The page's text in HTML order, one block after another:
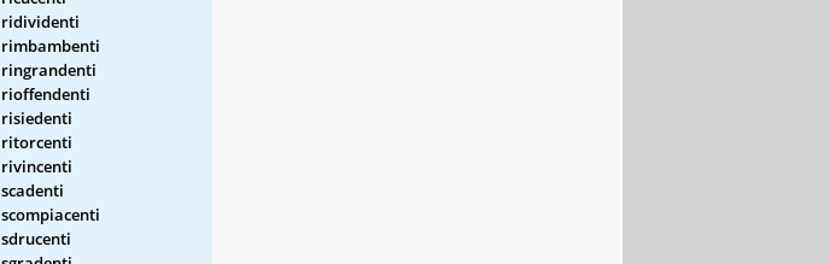
ridividenti
rimbambenti
ringrandenti
rioffendenti
risiedenti
ritorcenti
rivincenti
scadenti
scompiacenti
sdrucenti